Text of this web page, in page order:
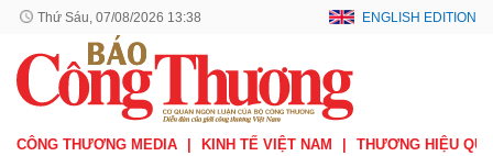
Thứ Sáu, 07/08/2026 13:38 ENGLISH EDITION
CÔNG THƯƠNG MEDIA KINH TẾ VIỆT NAM THƯƠNG HIỆU